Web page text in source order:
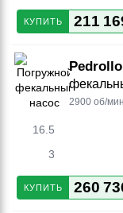
КУПИТЬ 211
Pedrollo
2900 об/мин
16.5
3
КУПИТЬ 260